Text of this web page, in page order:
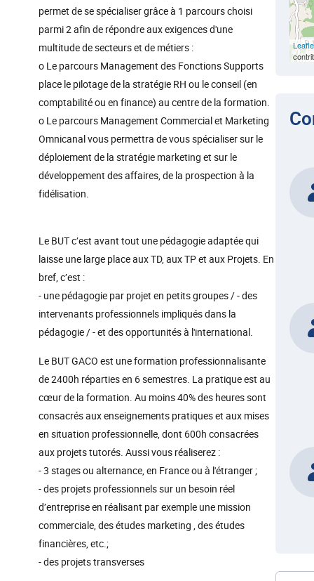
permet de se spécialiser grâce à 1 parcours choisi
parmi 2 afin de répondre aux exigences d'une
multitude de secteurs et de métiers :
o Le parcours Management des Fonctions Supports
place le pilotage de la stratégie RH ou le conseil (en
comptabilité ou en finance) au centre de la formation.
o Le parcours Management Commercial et Marketing
Omnicanal vous permettra de vous spécialiser sur le
déploiement de la stratégie marketing et sur le
développement des affaires, de la prospection à la
fidélisation.
Le BUT c’est avant tout une pédagogie adaptée qui
laisse une large place aux TD, aux TP et aux Projets. En
bref, c’est :
- une pédagogie par projet en petits groupes / - des
intervenants professionnels impliqués dans la
pédagogie / - et des opportunités à l'international.
Le BUT GACO est une formation professionnalisante
de 2400h réparties en 6 semestres. La pratique est au
cœur de la formation. Au moins 40% des heures sont
consacrés aux enseignements pratiques et aux mises
en situation professionnelle, dont 600h consacrées
aux projets tutorés. Aussi vous réaliserez :
- 3 stages ou alternance, en France ou à l'étranger ;
- des projets professionnels sur un besoin réel
d’entreprise en réalisant par exemple une mission
commerciale, des études marketing , des études
financières, etc.;
- des projets transverses